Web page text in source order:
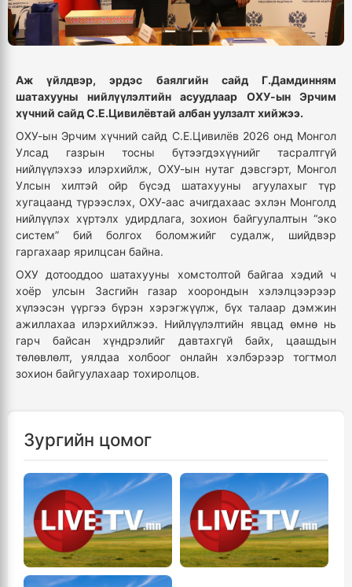
Аж үйлдвэр, эрдэс баялгийн сайд Г.Дамдинням
шатахууны нийлүүлэлтийн асуудлаар ОХУ-ын Эрчим
хүчний сайд С.Е.Цивилёвтай албан уулзалт хийжээ.
ОХУ-ын Эрчим хүчний сайд С.Е.Цивилёв 2026 онд Монгол
Улсад газрын тосны бүтээгдэхүүнийг тасралтгүй
нийлүүлэхээ илэрхийлж, ОХУ-ын нутаг дэвсгэрт, Монгол
Улсын хилтэй ойр бүсэд шатахууны агуулахыг түр
хугацаанд түрээслэх, ОХУ-аас ачигдахаас эхлэн Монголд
нийлүүлэх хүртэлх удирдлага, зохион байгуулалтын “эко
систем” бий болгох боломжийг судалж, шийдвэр
гаргахаар ярилцсан байна.
ОХУ дотооддоо шатахууны хомстолтой байгаа хэдий ч
хоёр улсын Засгийн газар хоорондын хэлэлцээрээр
хүлээсэн үүргээ бүрэн хэрэгжүүлж, бүх талаар дэмжин
ажиллахаа илэрхийлжээ. Нийлүүлэлтийн явцад өмнө нь
гарч байсан хүндрэлийг давтахгүй байх, цаашдын
төлөвлөлт, уялдаа холбоог онлайн хэлбэрээр тогтмол
зохион байгуулахаар тохиролцов.
Зургийн цомог